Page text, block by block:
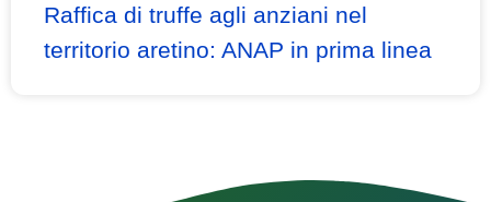
Raffica di truffe agli anziani nel
territorio aretino: ANAP in prima linea